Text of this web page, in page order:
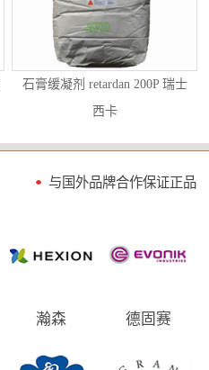
石膏缓凝剂 retardan 200P 瑞士
西卡
与国外品牌合作保证正品
瀚森 德固赛